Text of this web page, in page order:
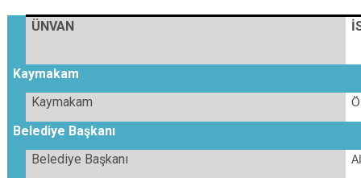
Gülşehir
Kozaklı
Ürgüp
ÜNVAN
Kaymakam
Kaymakam
Belediye Başkanı
Belediye Başkanı